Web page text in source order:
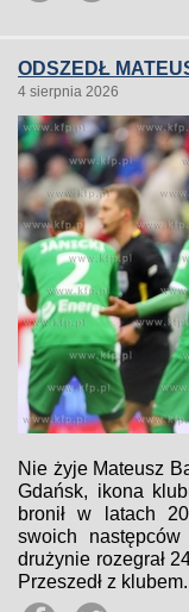
ODSZEDŁ
4 sierpnia 2026
Nie żyje Mateusz
Gdańsk, ikona
bronił w latach
swoich
drużynie rozegrał
Przeszedł z